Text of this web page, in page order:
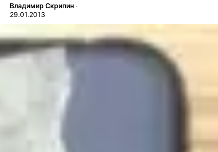
Владимир Скрипин ∙
29.01.2013